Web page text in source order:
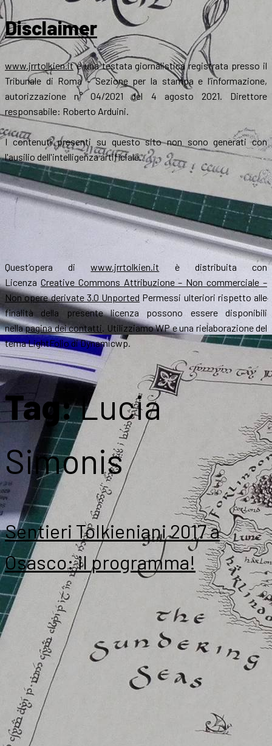
Disclaimer
www.jrrtolkien.itè una testata giornalistica registrata presso il
Tribunale di Roma - Sezione per la stampa e l’informazione,
autorizzazione n° 04/2021 del 4 agosto 2021. Direttore
responsabile: Roberto Arduini.
I contenuti presenti su questo sito non sono generati con
l'ausilio dell'intelligenza artificiale.
Quest’opera diwww.jrrtolkien.it è distribuita con
Licenza Creative Commons Attribuzione – Non commerciale –
Non opere derivate 3.0 Unported Permessi ulteriori rispetto alle
finalità della presente licenza possono essere disponibili
nellapagina dei contatti. Utilizziamo WP e una rielaborazione del
tema LightFolio di Dynamicwp.
Tag:Lucia
Simonis
Sentieri Tolkieniani 2017 a
Osasco: il programma!